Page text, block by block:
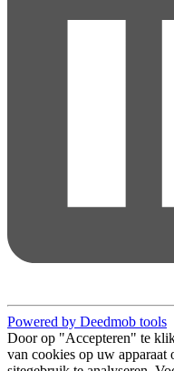
Powered by Deedmob tools
Door op "Accepteren" te
van cookies op uw apparaat